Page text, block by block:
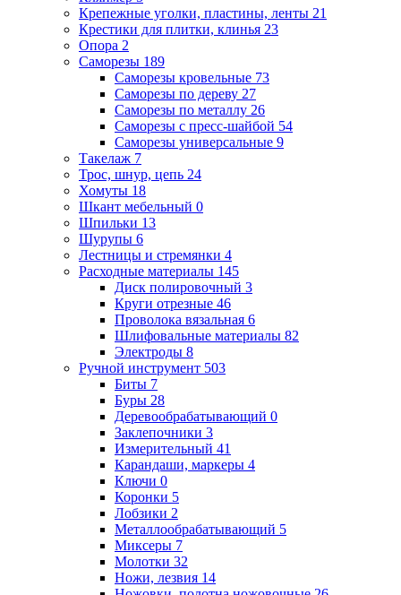
Крепежные уголки, пластины, ленты 21
Крестики для плитки, клинья 23
Опора 2
Саморезы 189
Саморезы кровельные 73
Саморезы по дереву 27
Саморезы по металлу 26
Саморезы с пресс-шайбой 54
Саморезы универсальные 9
Такелаж 7
Трос, шнур, цепь 24
Хомуты 18
Шкант мебельный 0
Шпильки 13
Шурупы 6
Лестницы и стремянки 4
Расходные материалы 145
Диск полировочный 3
Круги отрезные 46
Проволока вязальная 6
Шлифовальные материалы 82
Электроды 8
Ручной инструмент 503
Биты 7
Буры 28
Деревообрабатывающий 0
Заклепочники 3
Измерительный 41
Карандаши, маркеры 4
Ключи 0
Коронки 5
Лобзики 2
Металлообрабатывающий 5
Миксеры 7
Молотки 32
Ножи, лезвия 14